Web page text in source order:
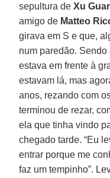
sepultura deXu
amigo de Matteo
girava em S e que,
num paredão.
estava em frente à
estavam lá, mas
anos, rezando com
terminou de rezar,
ela que tinha vindo
chegado tarde. “Eu
entrar porque me
faz um tempinho”.